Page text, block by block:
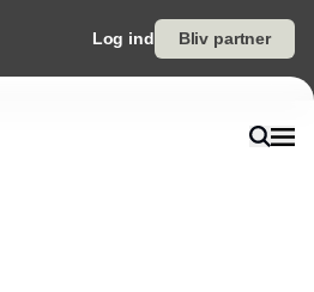
Log ind Bliv partner